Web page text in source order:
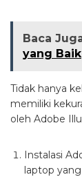
Baca
yang Baik
Tidak hanya
memiliki
oleh Adobe
Instalasi
laptop